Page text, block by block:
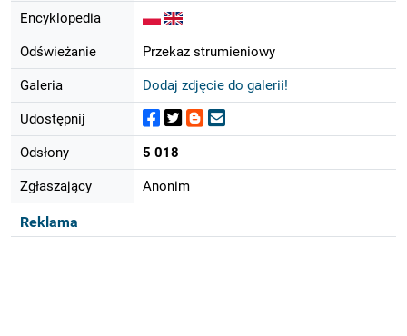
Encyklopedia
Odświeżanie Przekaz strumieniowy
Galeria Dodaj zdjęcie do galerii!
Udostępnij
Odsłony 5 018
Zgłaszający Anonim
Reklama